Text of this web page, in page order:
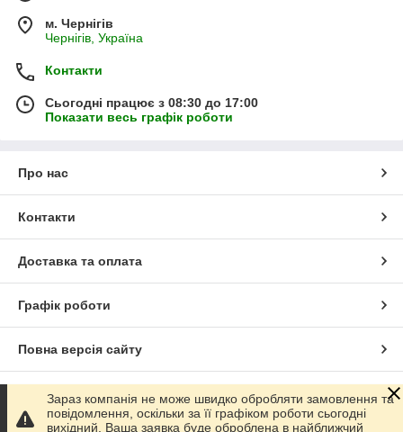
м. Чернігів
Чернігів, Україна
Контакти
Сьогодні працює з 08:30 до 17:00
Показати весь графік роботи
Про нас
Контакти
Доставка та оплата
Графік роботи
Повна версія сайту
Сайт створено на маркетплейсі Prom.ua
Зараз компанія не може швидко обробляти замовлення та
повідомлення, оскільки за її графіком роботи сьогодні
вихідний. Ваша заявка буде оброблена в найближчий